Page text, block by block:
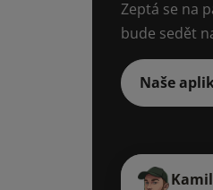
Zeptá se na
bude sedět
Naše
Kamil